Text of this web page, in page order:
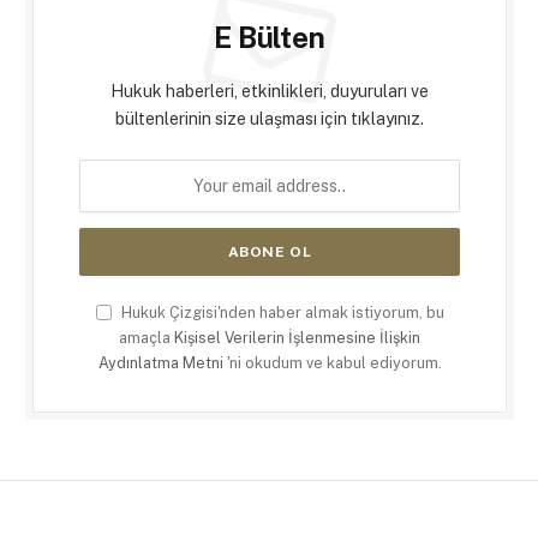
E Bülten
Hukuk haberleri, etkinlikleri, duyuruları ve
bültenlerinin size ulaşması için tıklayınız.
Hukuk Çizgisi'nden haber almak istiyorum, bu
amaçla Kişisel Verilerin İşlenmesine İlişkin
Aydınlatma Metni 'ni okudum ve kabul ediyorum.